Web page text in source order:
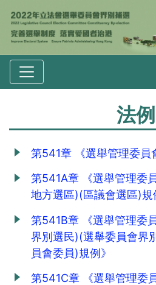
法例
第541章 《選舉管理委員
第541A章 《選舉管理委
地方選區)(區議會選區)規
第541B章 《選舉管理委
界別選民)(選舉委員會界
員會委員)規例》
第541C章 《選舉管理委